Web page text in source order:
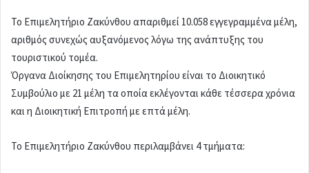
Το Επιμελητήριο Ζακύνθου απαριθμεί 10.058 εγγεγραμμένα μέλη,
αριθμός συνεχώς αυξανόμενος λόγω της ανάπτυξης του
τουριστικού τομέα.
Όργανα Διοίκησης του Επιμελητηρίου είναι το Διοικητικό
Συμβούλιο με 21 μέλη τα οποία εκλέγονται κάθε τέσσερα χρόνια
και η Διοικητική Επιτροπή με επτά μέλη.
Το Επιμελητήριο Ζακύνθου περιλαμβάνει 4 τμήματα: